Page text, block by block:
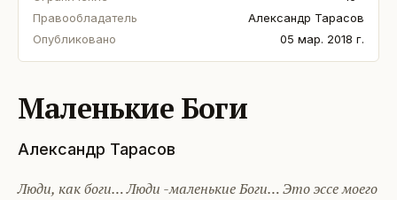
Правообладатель
Александр Тарасов
Опубликовано
05 мар. 2018 г.
Маленькие Боги
Александр Тарасов
Люди, как боги… Люди -маленькие Боги… Это эссе моего